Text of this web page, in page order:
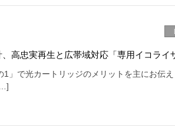
高忠実再生と広帯域対応「専用イコライ
1」で光カートリッジのメリットを主にお伝